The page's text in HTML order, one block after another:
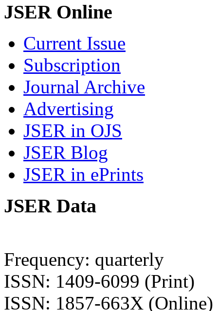
JSER Online
Current Issue
Subscription
Journal Archive
Advertising
JSER in OJS
JSER Blog
JSER in ePrints
JSER Data
Frequency: quarterly
ISSN: 1409-6099 (Print)
ISSN: 1857-663X (Online)